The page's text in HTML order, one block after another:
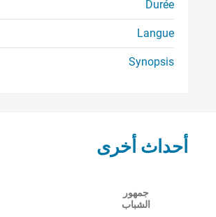
Durée
Langue
Synopsis
أحداث أخرى
جمهور
الشباب